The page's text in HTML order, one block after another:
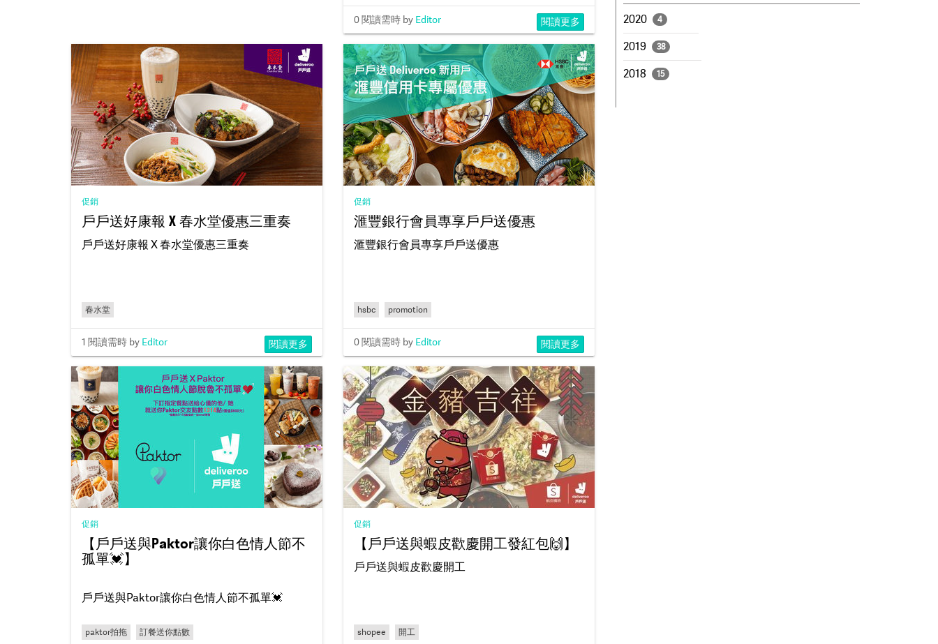
0 閱讀需時 by Editor 閱讀更多
促銷
戶戶送好康報 X 春水堂優惠三重奏
戶戶送好康報 X 春水堂優惠三重奏
春水堂
1 閱讀需時 by Editor 閱讀更多
促銷
滙豐銀行會員專享戶戶送優惠
滙豐銀行會員專享戶戶送優惠
hsbc promotion
0 閱讀需時 by Editor 閱讀更多
促銷
【戶戶送與Paktor讓你白色情人節不
孤單💓】
戶戶送與Paktor讓你白色情人節不孤單💓
paktor拍拖 訂餐送你點數
促銷
【戶戶送與蝦皮歡慶開工發紅包🙌】
戶戶送與蝦皮歡慶開工
shopee 開工
2020 4
2019 38
2018 15